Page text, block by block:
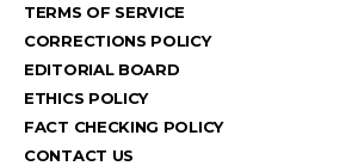
TERMS OF SERVICE
CORRECTIONS POLICY
EDITORIAL BOARD
ETHICS POLICY
FACT CHECKING POLICY
CONTACT US